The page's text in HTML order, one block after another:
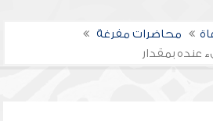
محاضرات مفرغة
بمقدار